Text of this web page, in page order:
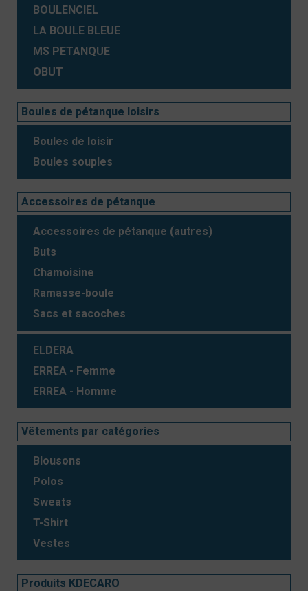
BOULENCIEL
LA BOULE BLEUE
MS PETANQUE
OBUT
Boules de pétanque loisirs
Boules de loisir
Boules souples
Accessoires de pétanque
Accessoires de pétanque (autres)
Buts
Chamoisine
Ramasse-boule
Sacs et sacoches
ELDERA
ERREA - Femme
ERREA - Homme
Vêtements par catégories
Blousons
Polos
Sweats
T-Shirt
Vestes
Produits KDECARO